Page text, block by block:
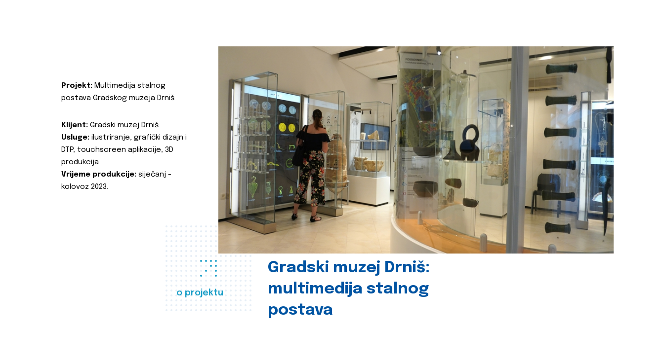
o projektu
Gradski muzej Drniš:
multimedija stalnog
postava
Projekt: Multimedija stalnog
postava Gradskog muzeja Drniš
Klijent: Gradski muzej Drniš
Usluge: ilustriranje, grafički dizajn i
DTP, touchscreen aplikacije, 3D
produkcija
Vrijeme produkcije: siječanj -
kolovoz 2023.